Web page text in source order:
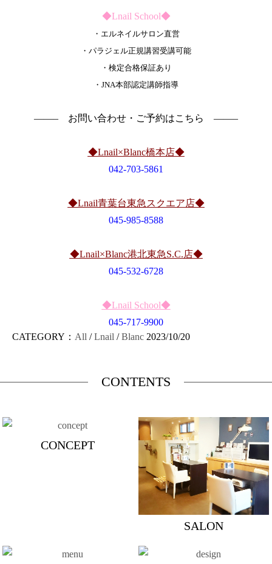
◆Lnail School◆
・エルネイルサロン直営
・パラジェル正規講習受講可能
・検定合格保証あり
・JNA本部認定講師指導
——– お問い合わせ・ご予約はこちら ——–
◆Lnail×Blanc橋本店◆
042-703-5861
◆Lnail青葉台東急スクエア店◆
045-985-8588
◆Lnail×Blanc港北東急S.C.店◆
045-532-6728
◆Lnail School◆
045-717-9900
CATEGORY： All /Lnail /Blanc 2023/10/20
CONTENTS
CONCEPT
SALON